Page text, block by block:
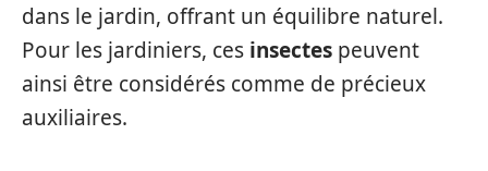
dans le jardin, offrant un équilibre naturel.
Pour les jardiniers, ces insectes peuvent
ainsi être considérés comme de précieux
auxiliaires.